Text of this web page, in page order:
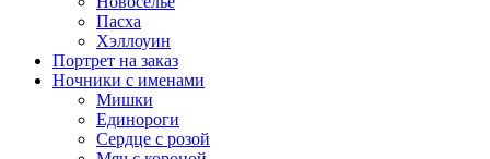
Пасха
Хэллоуин
Портрет на заказ
Ночники с именами
Мишки
Единороги
Сердце с розой